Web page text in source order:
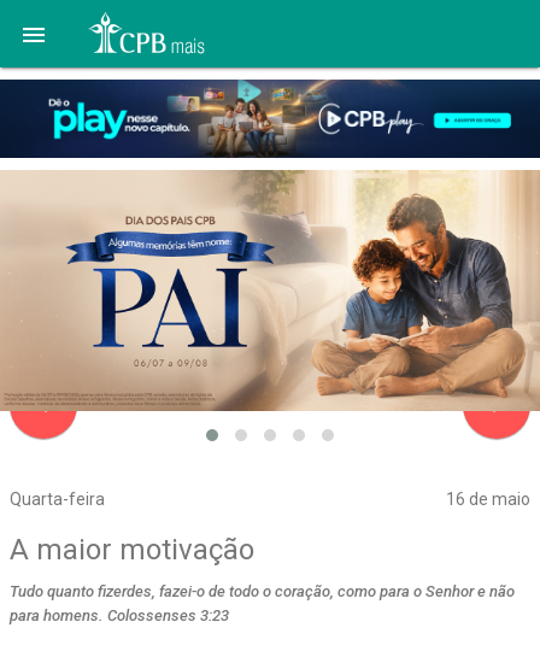

Quarta-feira 16 de maio
navigate_before
A maior motivação
Tudo quanto fizerdes, fazei-o de todo o coração, como para o Senhor e não
para homens. Colossenses 3:23
navigate_next